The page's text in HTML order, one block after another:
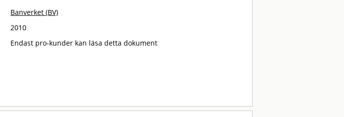
Banverket (BV)
2010
Endast pro-kunder kan läsa detta dokument